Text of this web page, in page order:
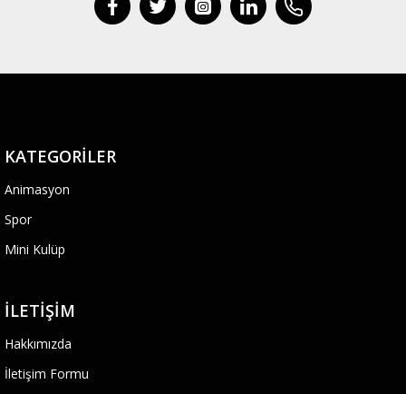
KATEGORILER
Animasyon
Spor
Mini Kulüp
İLETIŞIM
Hakkımızda
İletişim Formu